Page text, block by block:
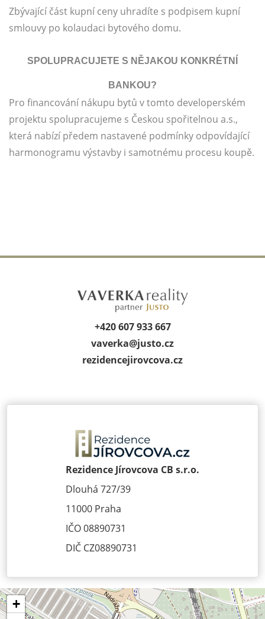
Zbývající část kupní ceny uhradíte s podpisem kupní
smlouvy po kolaudaci bytového domu.
SPOLUPRACUJETE S NĚJAKOU KONKRÉTNÍ
BANKOU?
Pro financování nákupu bytů v tomto developerském
projektu spolupracujeme s Českou spořitelnou a.s.,
která nabízí předem nastavené podmínky odpovídající
harmonogramu výstavby i samotnému procesu koupě.
+420 607 933 667
vaverka@justo.cz
rezidencejirov­cova.cz
Rezidence Jírovcova CB s.r.o.
Dlouhá 727/39
11000 Praha
IČO 08890731
DIČ CZ08890731
+